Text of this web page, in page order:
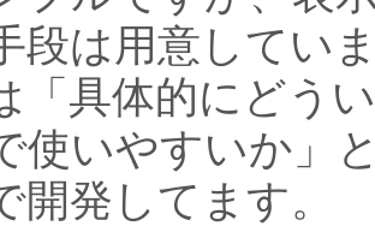
段は用意してい
「具体的にどう
使いやすいか」
開発してます。